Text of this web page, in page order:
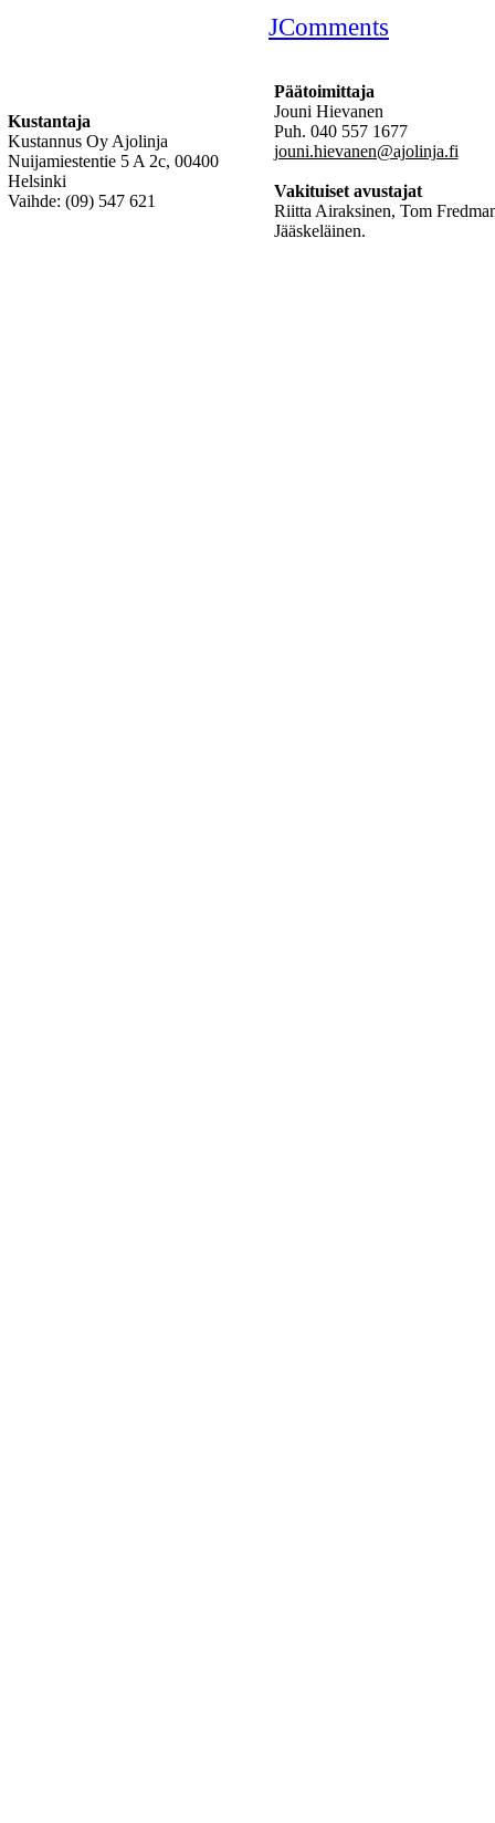
JComments
Kustantaja
Kustannus Oy Ajolinja
Nuijamiestentie 5 A 2c, 00400
Helsinki
Vaihde: (09) 547 621
Päätoimittaja
Jouni Hievanen
Puh. 040 557 1677
jouni.hievanen@ajolinja.fi
Vakituiset avustajat
Riitta Airaksinen, Tom
Jääskeläinen.